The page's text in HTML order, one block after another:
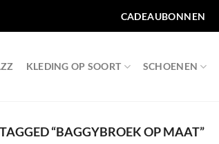
CADEAUBONNEN
KLEDING OP SOORT SCHOENEN
“BAGGYBROEK OP MAAT”